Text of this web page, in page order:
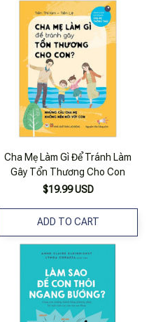
Cha Mẹ Làm Gì Để Tránh Làm
Gây Tổn Thương Cho Con
$19.99 USD
ADD TO CART